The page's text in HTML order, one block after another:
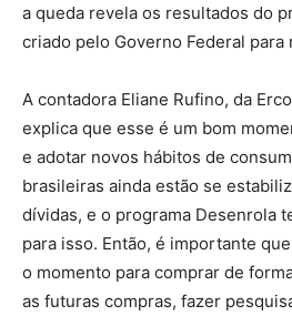
a queda revela os resultados do
criado pelo Governo Federal para
A contadora Eliane Rufino, da
explica que esse é um bom
e adotar novos hábitos de
brasileiras ainda estão se
dívidas, e o programa Desenrola
para isso. Então, é importante
o momento para comprar de
as futuras compras, fazer